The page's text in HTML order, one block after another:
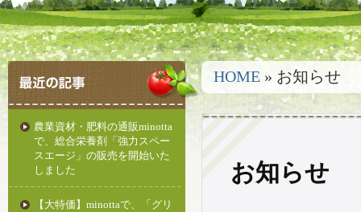
農業資材・肥料の通販minotta
で、総合栄養剤「強力スペー
スエージ」の販売を開始いた
しました
【大特価】minottaで、「グリ
HOME » お知らせ
お知らせ